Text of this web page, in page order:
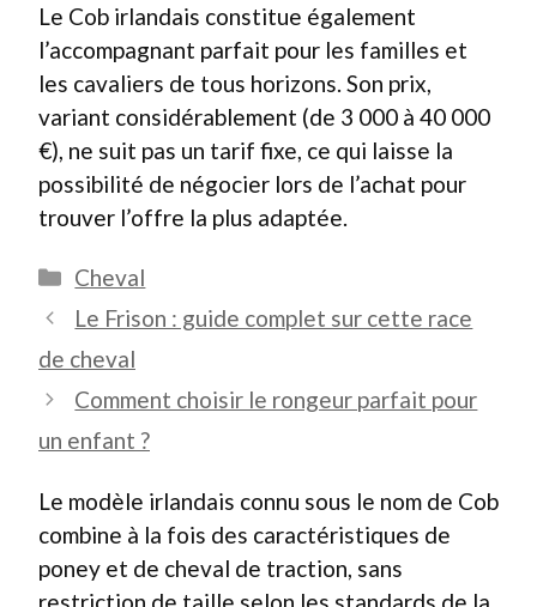
Le Cob irlandais constitue également
l’accompagnant parfait pour les familles et
les cavaliers de tous horizons. Son prix,
variant considérablement (de 3 000 à 40 000
€), ne suit pas un tarif fixe, ce qui laisse la
possibilité de négocier lors de l’achat pour
trouver l’offre la plus adaptée.
Catégories
Cheval
Le Frison : guide complet sur cette race
de cheval
Comment choisir le rongeur parfait pour
un enfant ?
Le modèle irlandais connu sous le nom de Cob
combine à la fois des caractéristiques de
poney et de cheval de traction, sans
restriction de taille selon les standards de la